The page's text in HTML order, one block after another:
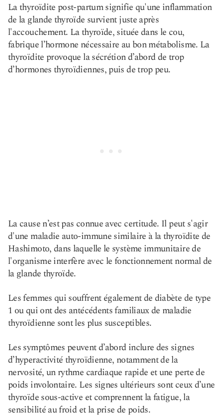
La thyroïdite post-partum signifie qu'une inflammation
de la glande thyroïde survient juste après
l'accouchement. La thyroïde, située dans le cou,
fabrique l’hormone nécessaire au bon métabolisme. La
thyroïdite provoque la sécrétion d’abord de trop
d’hormones thyroïdiennes, puis de trop peu.
La cause n’est pas connue avec certitude. Il peut s'agir
d'une maladie auto-immune similaire à la thyroïdite de
Hashimoto, dans laquelle le système immunitaire de
l'organisme interfère avec le fonctionnement normal de
la glande thyroïde.
Les femmes qui souffrent également de diabète de type
1 ou qui ont des antécédents familiaux de maladie
thyroïdienne sont les plus susceptibles.
Les symptômes peuvent d’abord inclure des signes
d’hyperactivité thyroïdienne, notamment de la
nervosité, un rythme cardiaque rapide et une perte de
poids involontaire. Les signes ultérieurs sont ceux d’une
thyroïde sous-active et comprennent la fatigue, la
sensibilité au froid et la prise de poids.